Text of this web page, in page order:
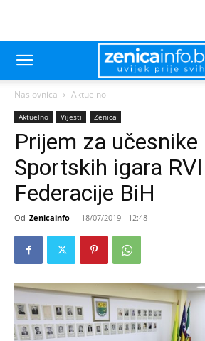
Naslovnica Aktuelno
Aktuelno Vijesti Zenica
Prijem za učesnike
Sportskih igara RVI
Federacije BiH
Od Zenicainfo - 18/07/2019 - 12:48